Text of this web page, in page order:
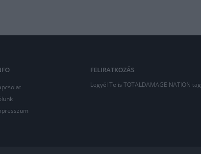
FELIRATKOZÁS
Legyél Te is TOTALDAMAGE NATION tag